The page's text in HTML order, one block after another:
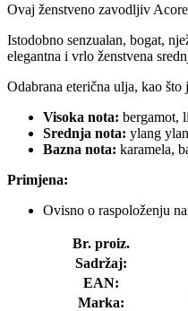
Ovaj ženstveno zavodljiv
Istodobno senzualan, bogat,
elegantna i vrlo ženstvena
Odabrana eterična ulja, kao
Visoka nota: bergamot,
Srednja nota: ylang
Bazna nota: karamela,
Primjena:
Ovisno o raspoloženju
Br. proiz.
Sadržaj:
EAN:
Marka: